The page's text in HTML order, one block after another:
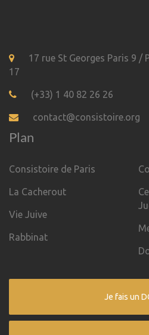
17 rue St Georges Paris 9 /
17
(+33) 1 40 82 26 26
contact@consistoire.org
Plan
Consistoire de Paris
La Cacherout
Vie Juive
Rabbinat
Je fais un